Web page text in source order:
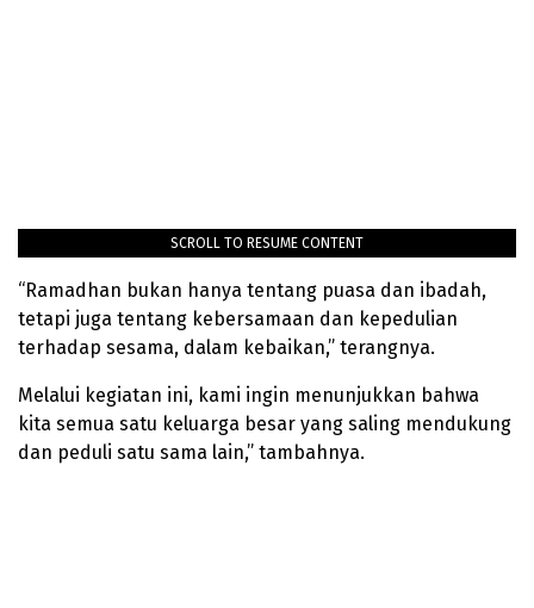
SCROLL TO RESUME CONTENT
“Ramadhan bukan hanya tentang puasa dan ibadah,
tetapi juga tentang kebersamaan dan kepedulian
terhadap sesama, dalam kebaikan,” terangnya.
Melalui kegiatan ini, kami ingin menunjukkan bahwa
kita semua satu keluarga besar yang saling mendukung
dan peduli satu sama lain,” tambahnya.